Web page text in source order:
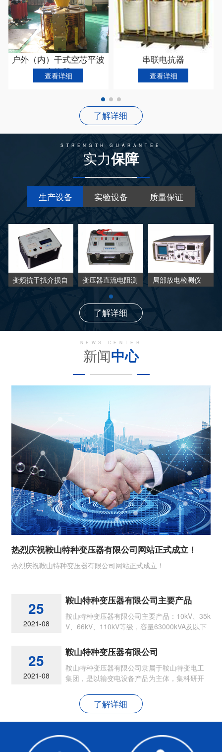
并联电抗器
查看详细
启动电抗器
查看详细
了解详细
STRENGTH GUARANTEE
实力保障
生产设备 实验设备 质量保证
变频抗干扰介损自
变压器直流电阻测
局部放电检测仪
了解详细
NEWS CENTER
新闻中心
热烈庆祝鞍山特种变压器有限公司网站正式成立！
热烈庆祝鞍山特种变压器有限公司网站正式成立！
25
2021-08
鞍山特种变压器有限公司主要产品
鞍山特种变压器有限公司主要产品：10kV、35k
V、66kV、110kV等级，容量63000kVA及以下
25
2021-08
鞍山特种变压器有限公司
鞍山特种变压器有限公司隶属于鞍山特变电工
集团，是以输变电设备产品为主体，集科研开
了解详细